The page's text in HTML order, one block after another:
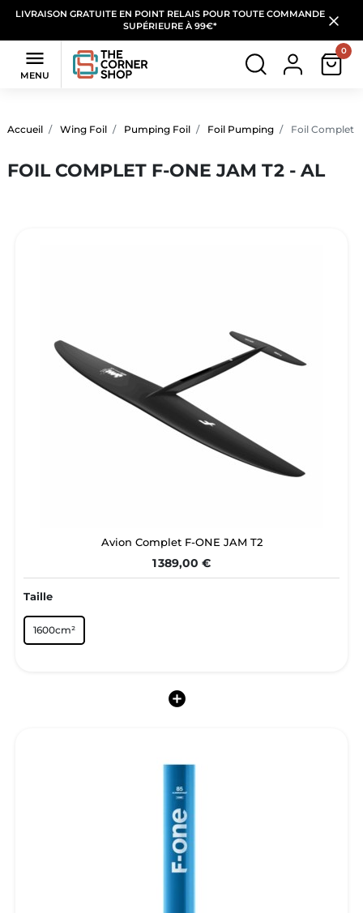
LIVRAISON GRATUITE EN POINT RELAIS POUR TOUTE COMMANDE
SUPÉRIEURE À 99€*

MENU
0
Accueil Wing Foil Pumping Foil Foil Pumping Foil Complet
FOIL COMPLET F-ONE JAM T2 - AL
Avion Complet F-ONE JAM T2
1 389,00 €
Taille
1600cm²